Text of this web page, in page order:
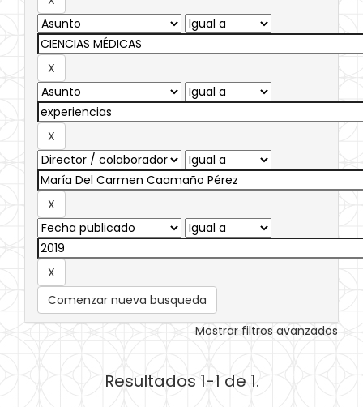
Comenzar nueva busqueda
Mostrar filtros avanzados
Resultados 1-1 de 1.